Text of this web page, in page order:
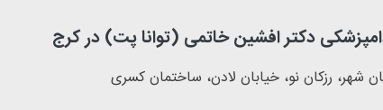
دکتر افشین خاتمی (توانا پت) در کرج
شهر، رزکان نو، خیابان لادن، ساختمان کسری